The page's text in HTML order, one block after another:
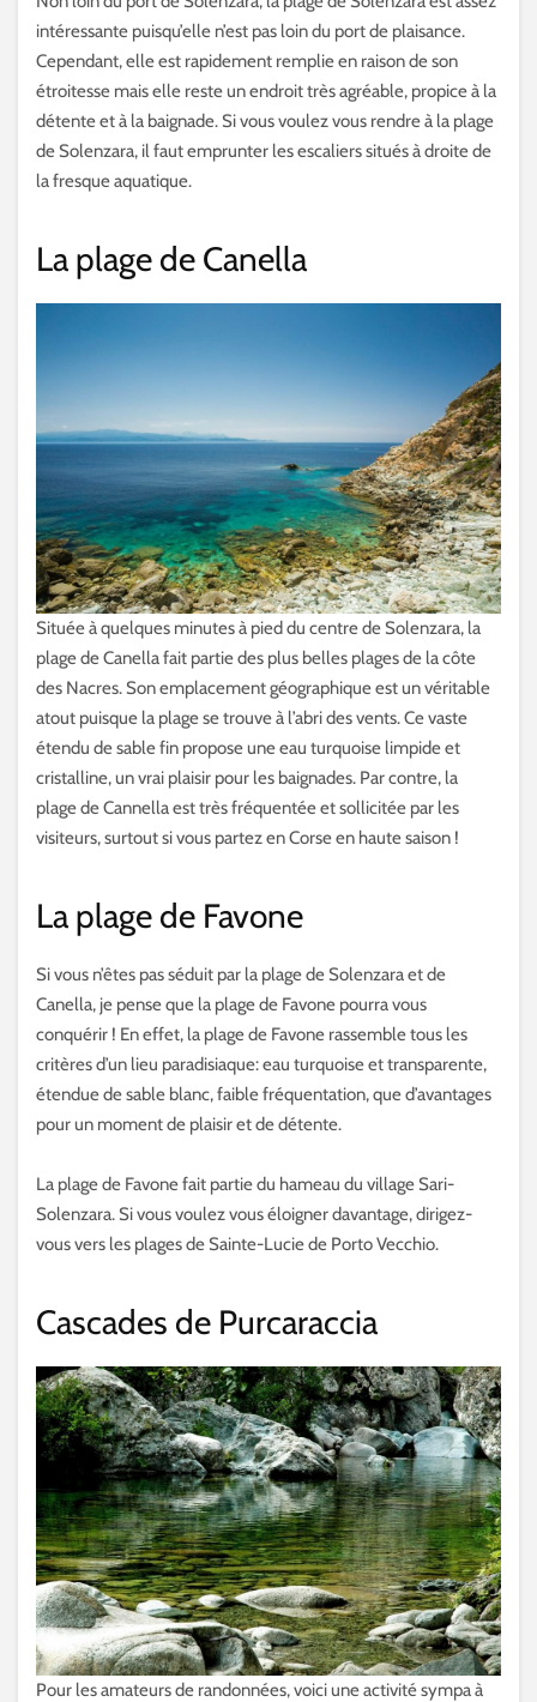
intéressante puisqu’elle n’est pas loin du port de plaisance.
Cependant, elle est rapidement remplie en raison de son
étroitesse mais elle reste un endroit très agréable, propice à la
détente et à la baignade. Si vous voulez vous rendre à la plage
de Solenzara, il faut emprunter les escaliers situés à droite de
la fresque aquatique.
La plage de Canella
Située à quelques minutes à pied du centre de Solenzara, la
plage de Canella fait partie des plus belles plages de la côte
des Nacres. Son emplacement géographique est un véritable
atout puisque la plage se trouve à l’abri des vents. Ce vaste
étendu de sable fin propose une eau turquoise limpide et
cristalline, un vrai plaisir pour les baignades. Par contre, la
plage de Cannella est très fréquentée et sollicitée par les
visiteurs, surtout si vous partez en Corse en haute saison !
La plage de Favone
Si vous n’êtes pas séduit par la plage de Solenzara et de
Canella, je pense que la plage de Favone pourra vous
conquérir ! En effet, la plage de Favone rassemble tous les
critères d’un lieu paradisiaque: eau turquoise et transparente,
étendue de sable blanc, faible fréquentation, que d’avantages
pour un moment de plaisir et de détente.
La plage de Favone fait partie du hameau du village Sari-
Solenzara. Si vous voulez vous éloigner davantage, dirigez-
vous vers les plages de Sainte-Lucie de Porto Vecchio.
Cascades de Purcaraccia
Pour les amateurs de randonnées, voici une activité sympa à